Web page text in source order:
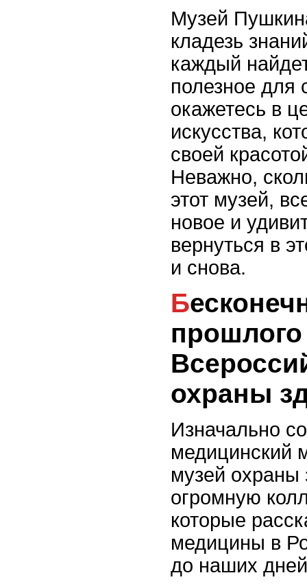
Музей
кладезь
каждый
полезное для
окажетесь в
искусства,
своей
Неважно,
этот музей,
новое и
вернуться в
и снова.
Бесконечный лабиринт
охраны
Изначально
медицинский
музей охраны
огромную
которые
медицины в
до наших